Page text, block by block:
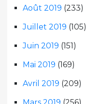
Août 2019 (233)
Juillet 2019 (105)
Juin 2019 (151)
Mai 2019 (169)
Avril 2019 (209)